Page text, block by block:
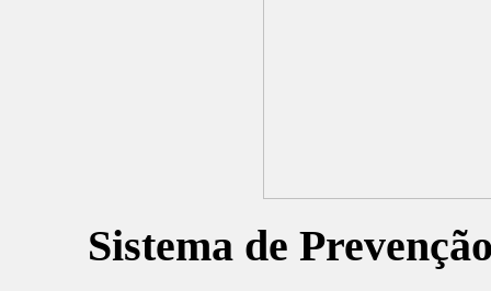
Sistema de